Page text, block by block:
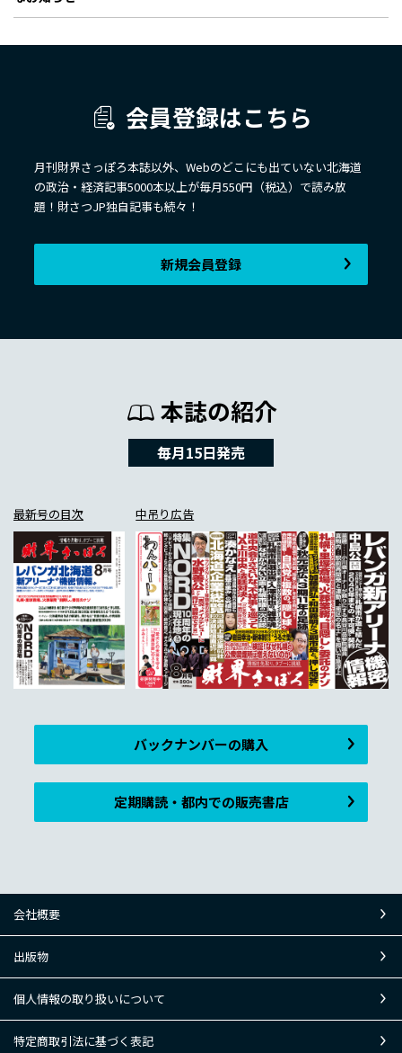
会員登録はこちら
月刊財界さっぽろ本誌以外、Webのどこにも出ていない北海道
の政治・経済記事5000本以上が毎月550円（税込）で読み放
題！財さつJP独自記事も続々！
新規会員登録
本誌の紹介
毎月15日発売
最新号の目次 中吊り広告
バックナンバーの購入
定期購読・都内での販売書店
会社概要
出版物
個人情報の取り扱いについて
特定商取引法に基づく表記